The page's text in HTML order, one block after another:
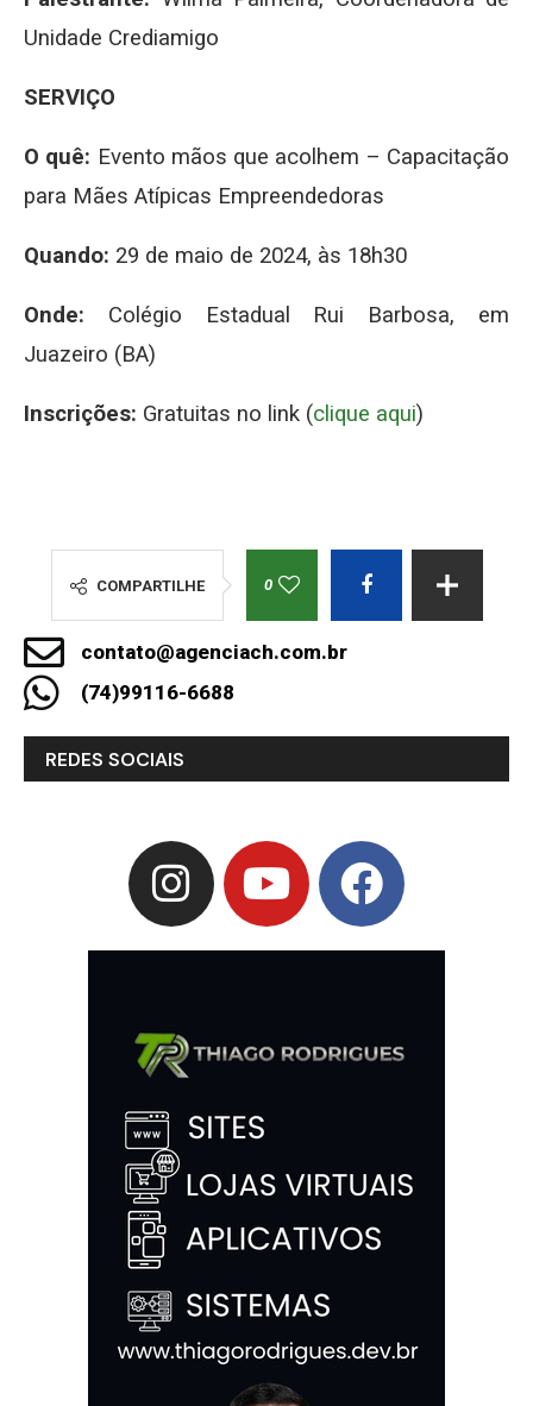
Unidade Crediamigo
SERVIÇO
O quê: Evento mãos que acolhem – Capacitação
para Mães Atípicas Empreendedoras
Quando: 29 de maio de 2024, às 18h30
Onde: Colégio Estadual Rui Barbosa, em
Juazeiro (BA)
Inscrições: Gratuitas no link (clique aqui)
COMPARTILHE 0
contato@agenciach.com.br
(74)99116-6688
REDES SOCIAIS